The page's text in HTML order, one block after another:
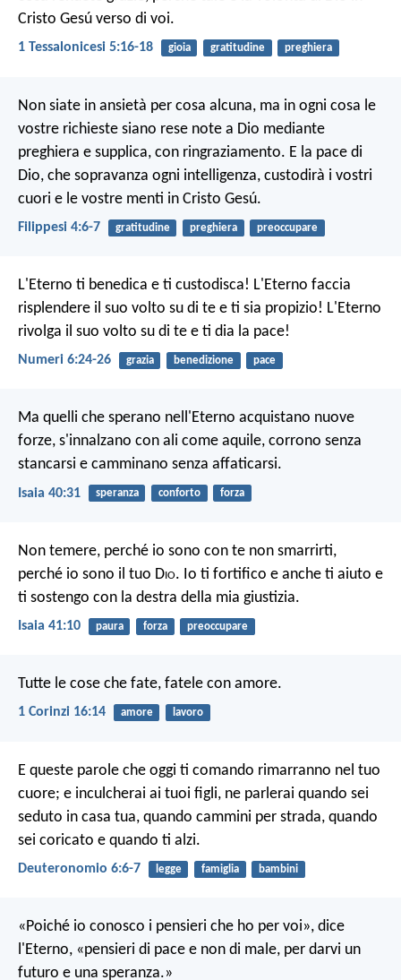
Cristo Gesú verso di voi.
1 Tessalonicesi 5:16-18 gioia gratitudine preghiera
Non siate in ansietà per cosa alcuna, ma in ogni cosa le
vostre richieste siano rese note a Dio mediante
preghiera e supplica, con ringraziamento. E la pace di
Dio, che sopravanza ogni intelligenza, custodirà i vostri
cuori e le vostre menti in Cristo Gesú.
Filippesi 4:6-7 gratitudine preghiera preoccupare
L'Eterno ti benedica e ti custodisca! L'Eterno faccia
risplendere il suo volto su di te e ti sia propizio! L'Eterno
rivolga il suo volto su di te e ti dia la pace!
Numeri 6:24-26 grazia benedizione pace
Ma quelli che sperano nell'Eterno acquistano nuove
forze, s'innalzano con ali come aquile, corrono senza
stancarsi e camminano senza affaticarsi.
Isaia 40:31 speranza conforto forza
Non temere, perché io sono con te non smarrirti,
perché io sono il tuo Dio. Io ti fortifico e anche ti aiuto e
ti sostengo con la destra della mia giustizia.
Isaia 41:10 paura forza preoccupare
Tutte le cose che fate, fatele con amore.
1 Corinzi 16:14 amore lavoro
E queste parole che oggi ti comando rimarranno nel tuo
cuore; e inculcherai ai tuoi figli, ne parlerai quando sei
seduto in casa tua, quando cammini per strada, quando
sei coricato e quando ti alzi.
Deuteronomio 6:6-7 legge famiglia bambini
«Poiché io conosco i pensieri che ho per voi», dice
l'Eterno, «pensieri di pace e non di male, per darvi un
futuro e una speranza.»